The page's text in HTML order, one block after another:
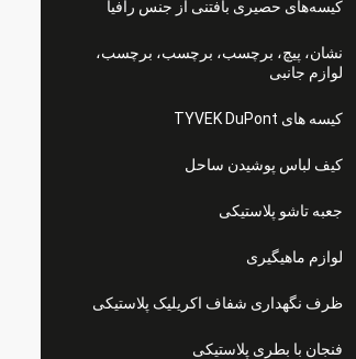
کیسه‌های حصیری بافتنی از جنس رافیا
نشان، پیچ، برچسب، برچسب، برچسب،
لوازم جانبی
کیسه های TYVEK DuPont
کیف لباس پوشیدن ساحل
جعبه تاشو پلاستیکی
لوازم ماهیگیری
ظرف نگهداری شفاف اکریلیک پلاستیکی
فنجان با بطری پلاستیکی